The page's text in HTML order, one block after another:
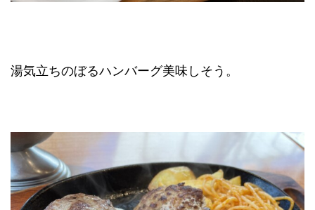
湯気立ちのぼるハンバーグ美味しそう。